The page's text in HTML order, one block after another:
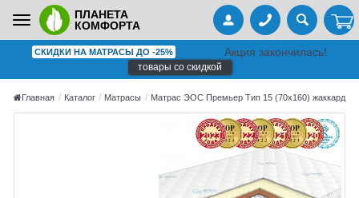
Toggle
navigation
ПЛАНЕТА
КОМФОРТА
СКИДКИ НА МАТРАСЫ ДО -25% Акция закончилась!
товары со скидкой
Главная Каталог Матрасы Матрас ЭОС Премьер Тип 15 (70x160) жаккард